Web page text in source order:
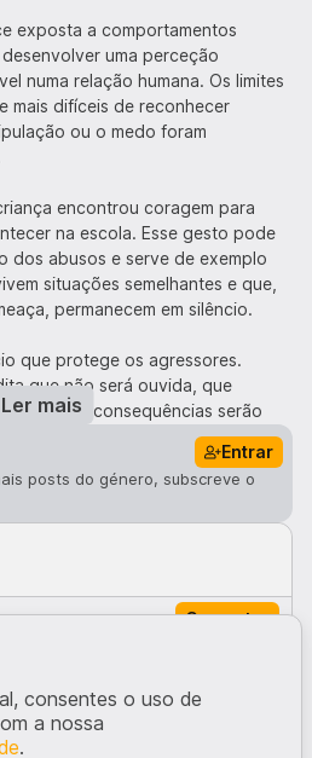
exposta a comportamentos
uma perceção
numa relação humana. Os limites
mais difíceis de reconhecer
ou o medo foram
encontrou coragem para
na escola. Esse gesto pode
dos abusos e serve de exemplo
situações semelhantes e que,
permanecem em silêncio.
que protege os agressores.
que não será ouvida, que
ou que as consequências serão
a magoou, o agressor fica
com aquela vítima, mas
que merece reflexão. É referido
mais grave". Embora esta
o risco de algumas pessoas a
preocupantes ou mais
Ler mais
Entrar
posts do género, subscreve o
Comentar
neste post.
consentes o uso de
a nossa
.